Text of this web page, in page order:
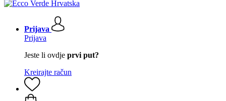
Prijava
Prijava
Jeste li ovdje prvi put?
Kreirajte račun